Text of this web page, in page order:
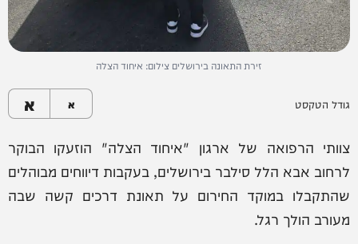
זירת התאונה בירושלים צילום: איחוד הצלה
גודל הטקסט א א
צוותי הרפואה של ארגון "איחוד הצלה" הוזעקו הבוקר
לרחוב אבא הלל סילבר בירושלים, בעקבות דיווחים מבוהלים
שהתקבלו במוקד החירום על תאונת דרכים קשה שבה
מעורב הולך רגל.